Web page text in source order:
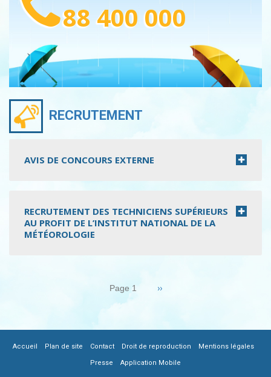
88 400 000
RECRUTEMENT
AVIS DE CONCOURS EXTERNE
RECRUTEMENT DES TECHNICIENS SUPÉRIEURS
AU PROFIT DE L’INSTITUT NATIONAL DE LA
MÉTÉOROLOGIE
Page 1 Page
››
FOOTER
Accueil Plan de site Contact| Droit de reproduction Mentions légales|
Presse Application Mobile